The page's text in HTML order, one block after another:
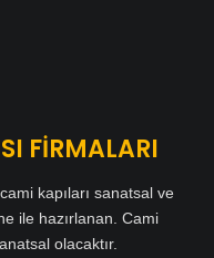
FİRMALARI
kapıları sanatsal ve
ile hazırlanan. Cami
olacaktır.